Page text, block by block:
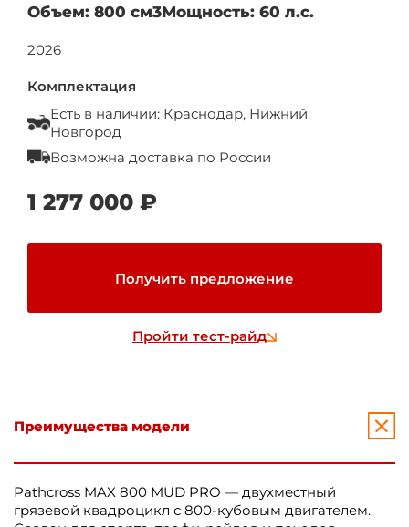
Объем: 800 см3Мощность: 60 л.с.
2026
Комплектация
Есть в наличии: Краснодар, Нижний
Новгород
Возможна доставка по России
1 277 000 ₽
Получить предложение
Пройти тест-райд
Преимущества модели
Pathcross MAX 800 MUD PRO — двухместный
грязевой квадроцикл с 800-кубовым двигателем.